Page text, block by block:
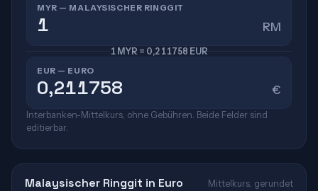
MYR — MALAYSISCHER RINGGIT
RM
1 MYR = 0,211758 EUR
EUR — EURO
€
Interbanken-Mittelkurs, ohne Gebühren. Beide Felder sind
editierbar.
Malaysischer Ringgit in Euro Mittelkurs, gerundet